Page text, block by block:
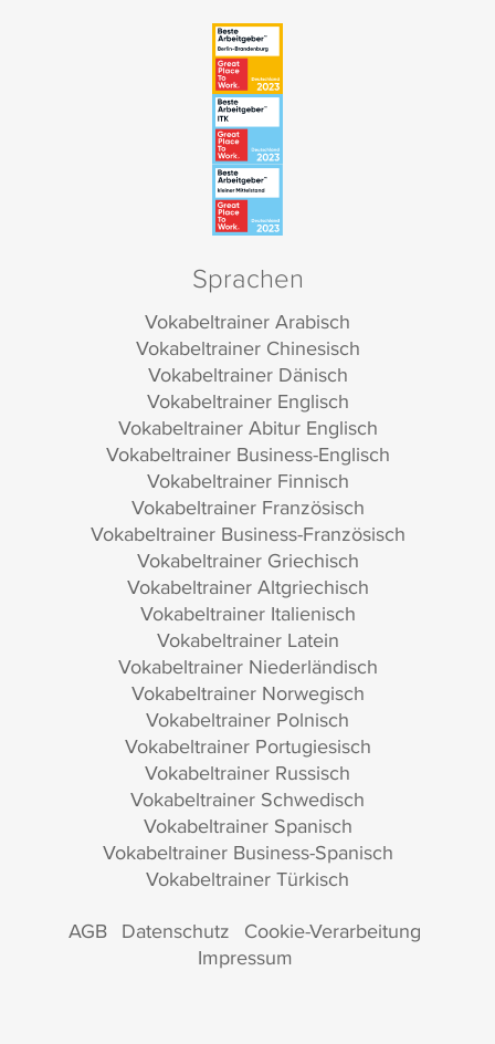
Sprachen
Vokabeltrainer Arabisch
Vokabeltrainer Chinesisch
Vokabeltrainer Dänisch
Vokabeltrainer Englisch
Vokabeltrainer Abitur Englisch
Vokabeltrainer Business-Englisch
Vokabeltrainer Finnisch
Vokabeltrainer Französisch
Vokabeltrainer Business-Französisch
Vokabeltrainer Griechisch
Vokabeltrainer Altgriechisch
Vokabeltrainer Italienisch
Vokabeltrainer Latein
Vokabeltrainer Niederländisch
Vokabeltrainer Norwegisch
Vokabeltrainer Polnisch
Vokabeltrainer Portugiesisch
Vokabeltrainer Russisch
Vokabeltrainer Schwedisch
Vokabeltrainer Spanisch
Vokabeltrainer Business-Spanisch
Vokabeltrainer Türkisch
AGB Datenschutz Cookie-Verarbeitung
Impressum